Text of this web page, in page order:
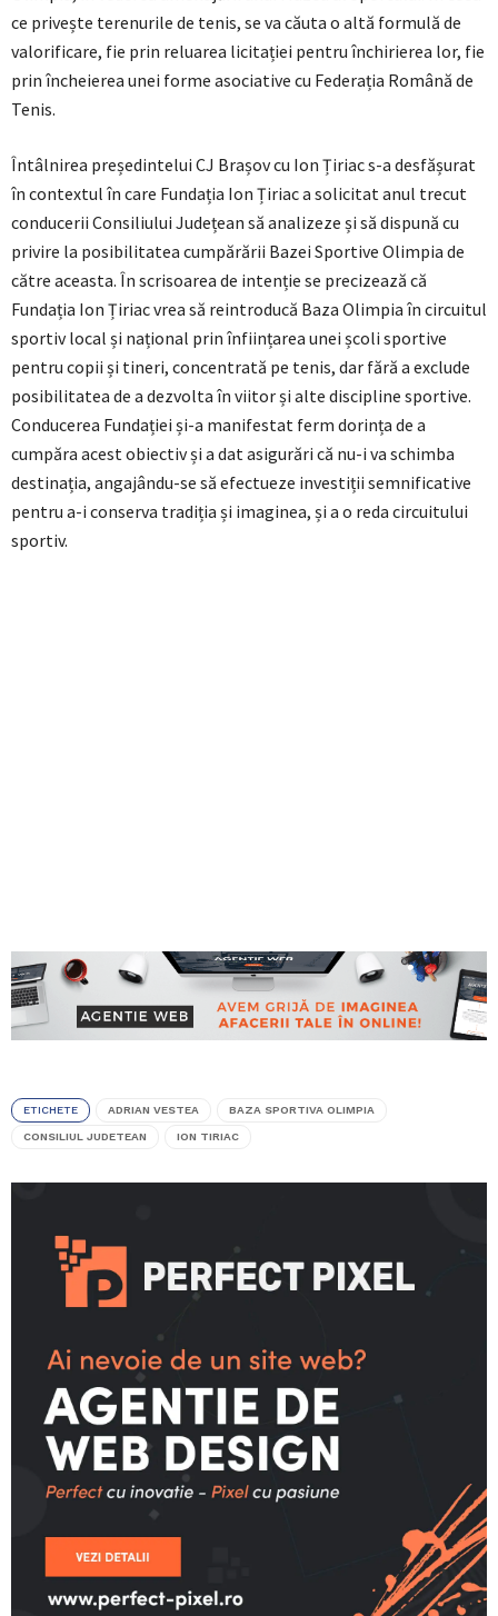
ce privește terenurile de tenis, se va căuta o altă formulă de
valorificare, fie prin reluarea licitației pentru închirierea lor, fie
prin încheierea unei forme asociative cu Federația Română de
Tenis.
Întâlnirea președintelui CJ Brașov cu Ion Țiriac s-a desfășurat
în contextul în care Fundația Ion Țiriac a solicitat anul trecut
conducerii Consiliului Județean să analizeze și să dispună cu
privire la posibilitatea cumpărării Bazei Sportive Olimpia de
către aceasta. În scrisoarea de intenție se precizează că
Fundația Ion Țiriac vrea să reintroducă Baza Olimpia în circuitul
sportiv local și național prin înființarea unei școli sportive
pentru copii și tineri, concentrată pe tenis, dar fără a exclude
posibilitatea de a dezvolta în viitor și alte discipline sportive.
Conducerea Fundației și-a manifestat ferm dorința de a
cumpăra acest obiectiv și a dat asigurări că nu-i va schimba
destinația, angajându-se să efectueze investiții semnificative
pentru a-i conserva tradiția și imaginea, și a o reda circuitului
sportiv.
ETICHETE ADRIAN VESTEA BAZA SPORTIVA OLIMPIA
CONSILIUL JUDETEAN ION TIRIAC